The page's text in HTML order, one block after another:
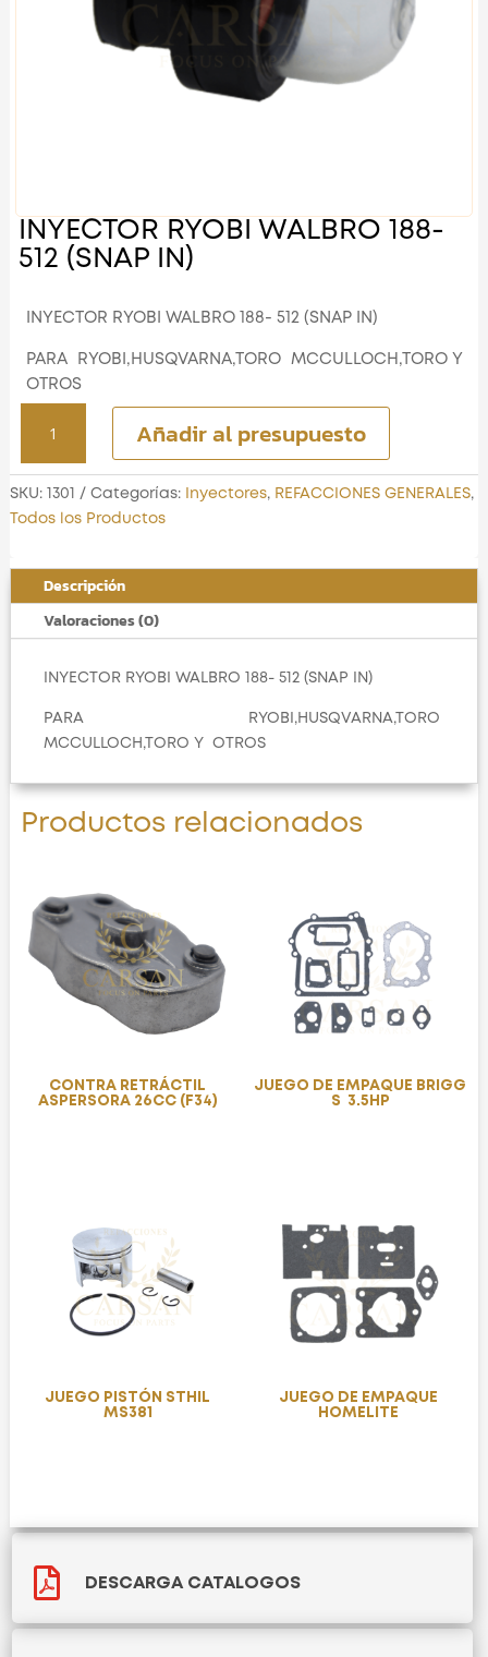
INYECTOR RYOBI WALBRO 188-
512 (SNAP IN)
INYECTOR RYOBI WALBRO 188- 512 (SNAP IN)
PARA RYOBI,HUSQVARNA,TORO MCCULLOCH,TORO Y
OTROS
INYECTOR RYOBI WALBRO 188-
512 (SNAP IN)
cantidad
Añadir al presupuesto
SKU: 1301 Categorías: Inyectores, REFACCIONES GENERALES,
Todos los Productos
Descripción
Valoraciones (0)
INYECTOR RYOBI WALBRO 188- 512 (SNAP IN)
PARA RYOBI,HUSQVARNA,TORO
MCCULLOCH,TORO Y OTROS
Productos relacionados
CONTRA RETRÁCTIL
ASPERSORA 26CC (F34)
JUEGO DE EMPAQUE BRIGG
S 3.5HP
JUEGO PISTÓN STHIL
MS381
JUEGO DE EMPAQUE
HOMELITE
 DESCARGA CATALOGOS